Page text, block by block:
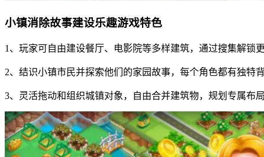
小镇消除故事建设乐趣游戏特色
1、玩家可自由建设餐厅、电影院等多样建筑，通过搜集解锁
2、结识小镇市民并探索他们的家园故事，每个角色都有独特
3、灵活拖动和组织城镇对象，自由合并建筑物，规划专属布